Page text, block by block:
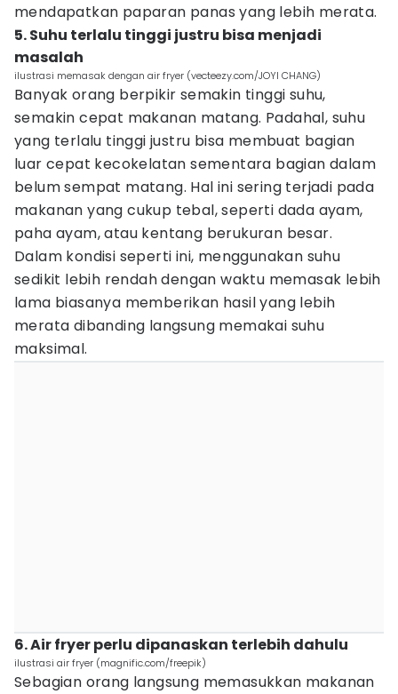
mendapatkan paparan panas yang lebih merata.
5. Suhu terlalu tinggi justru bisa menjadi
masalah
ilustrasi memasak dengan air fryer (vecteezy.com/JOYI CHANG)
Banyak orang berpikir semakin tinggi suhu,
semakin cepat makanan matang. Padahal, suhu
yang terlalu tinggi justru bisa membuat bagian
luar cepat kecokelatan sementara bagian dalam
belum sempat matang. Hal ini sering terjadi pada
makanan yang cukup tebal, seperti dada ayam,
paha ayam, atau kentang berukuran besar.
Dalam kondisi seperti ini, menggunakan suhu
sedikit lebih rendah dengan waktu memasak lebih
lama biasanya memberikan hasil yang lebih
merata dibanding langsung memakai suhu
maksimal.
6. Air fryer perlu dipanaskan terlebih dahulu
ilustrasi air fryer (magnific.com/freepik)
Sebagian orang langsung memasukkan makanan